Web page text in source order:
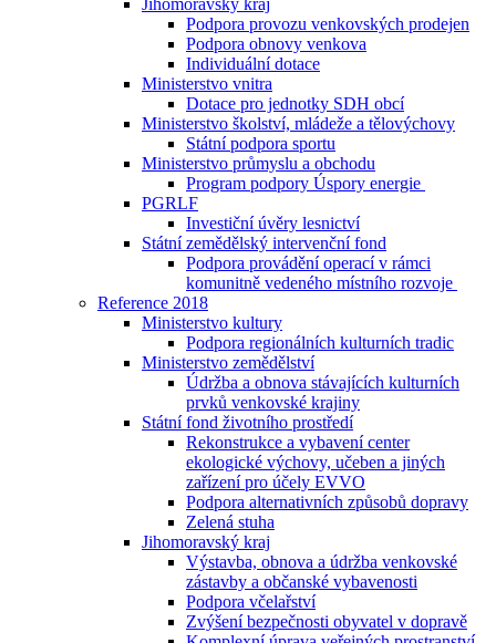
Jihomoravský kraj
Podpora provozu venkovských prodejen
Podpora obnovy venkova
Individuální dotace
Ministerstvo vnitra
Dotace pro jednotky SDH obcí
Ministerstvo školství, mládeže a tělovýchovy
Státní podpora sportu
Ministerstvo průmyslu a obchodu
Program podpory Úspory energie
PGRLF
Investiční úvěry lesnictví
Státní zemědělský intervenční fond
Podpora provádění operací v rámci
komunitně vedeného místního rozvoje
Reference 2018
Ministerstvo kultury
Podpora regionálních kulturních tradic
Ministerstvo zemědělství
Údržba a obnova stávajících kulturních
prvků venkovské krajiny
Státní fond životního prostředí
Rekonstrukce a vybavení center
ekologické výchovy, učeben a jiných
zařízení pro účely EVVO
Podpora alternativních způsobů dopravy
Zelená stuha
Jihomoravský kraj
Výstavba, obnova a údržba venkovské
zástavby a občanské vybavenosti
Podpora včelařství
Zvýšení bezpečnosti obyvatel v dopravě